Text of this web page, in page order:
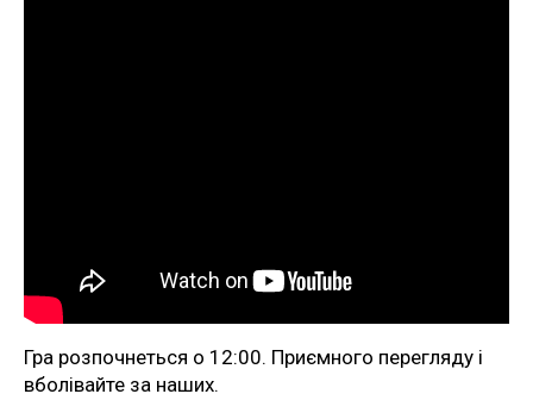
Гра розпочнеться о 12:00. Приємного перегляду і
вболівайте за наших.